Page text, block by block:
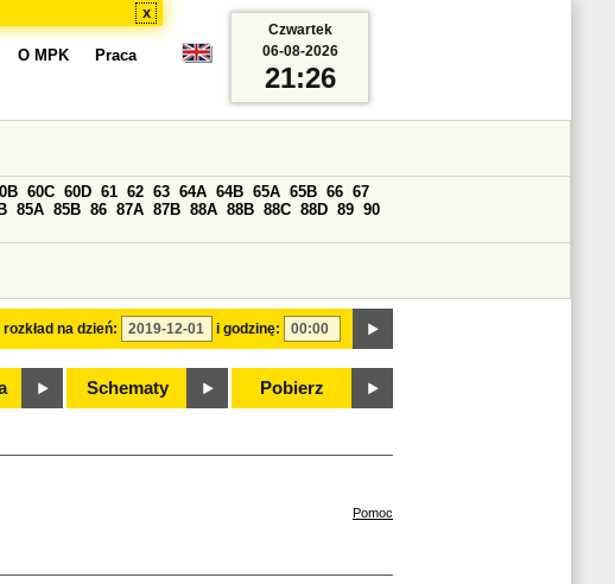
x
O MPK Praca
na dzień: i godzinę:
60C 60D 61 62 63 64A 64B 65A 65B 66 67
85A 85B 86 87A 87B 88A 88B 88C 88D 89 90
Schematy Pobierz
Czwartek
06-08-2026
21:26
Pomoc